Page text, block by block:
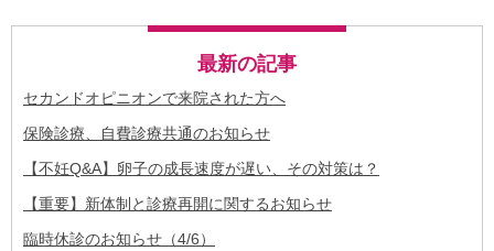
最新の記事
セカンドオピニオンで来院された方へ
保険診療、自費診療共通のお知らせ
【不妊Q&A】卵子の成長速度が遅い、その対策は？
【重要】新体制と診療再開に関するお知らせ
臨時休診のお知らせ（4/6）